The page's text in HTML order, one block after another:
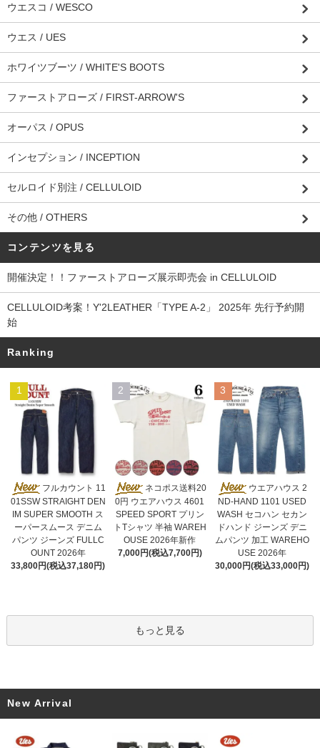
ウエスコ / WESCO
ウエス / UES
ホワイツブーツ / WHITE'S BOOTS
ファーストアローズ / FIRST-ARROW'S
オーパス / OPUS
インセプション / INCEPTION
セルロイド別注 / CELLULOID
その他 / OTHERS
コンテンツを見る
開催決定！！ファーストアローズ展示即売会 in CELLULOID
CELLULOID考案！Y'2LEATHER「TYPE A-2」 2025年 先行予約開
始
Ranking
1
フルカウント 11
01SSW STRAIGHT DEN
IM SUPER SMOOTH ス
ーパースムース デニム
パンツ ジーンズ FULLC
OUNT 2026年
33,800円(税込37,180円)
2
ネコポス送料20
0円 ウエアハウス 4601
SPEED SPORT プリン
トTシャツ 半袖 WAREH
OUSE 2026年新作
7,000円(税込7,700円)
3
ウエアハウス 2
ND-HAND 1101 USED
WASH セコハン セカン
ドハンド ジーンズ デニ
ムパンツ 加工 WAREHO
USE 2026年
30,000円(税込33,000円)
もっと見る
New Arrival